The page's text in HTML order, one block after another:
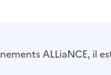
ALLiaNCE, il